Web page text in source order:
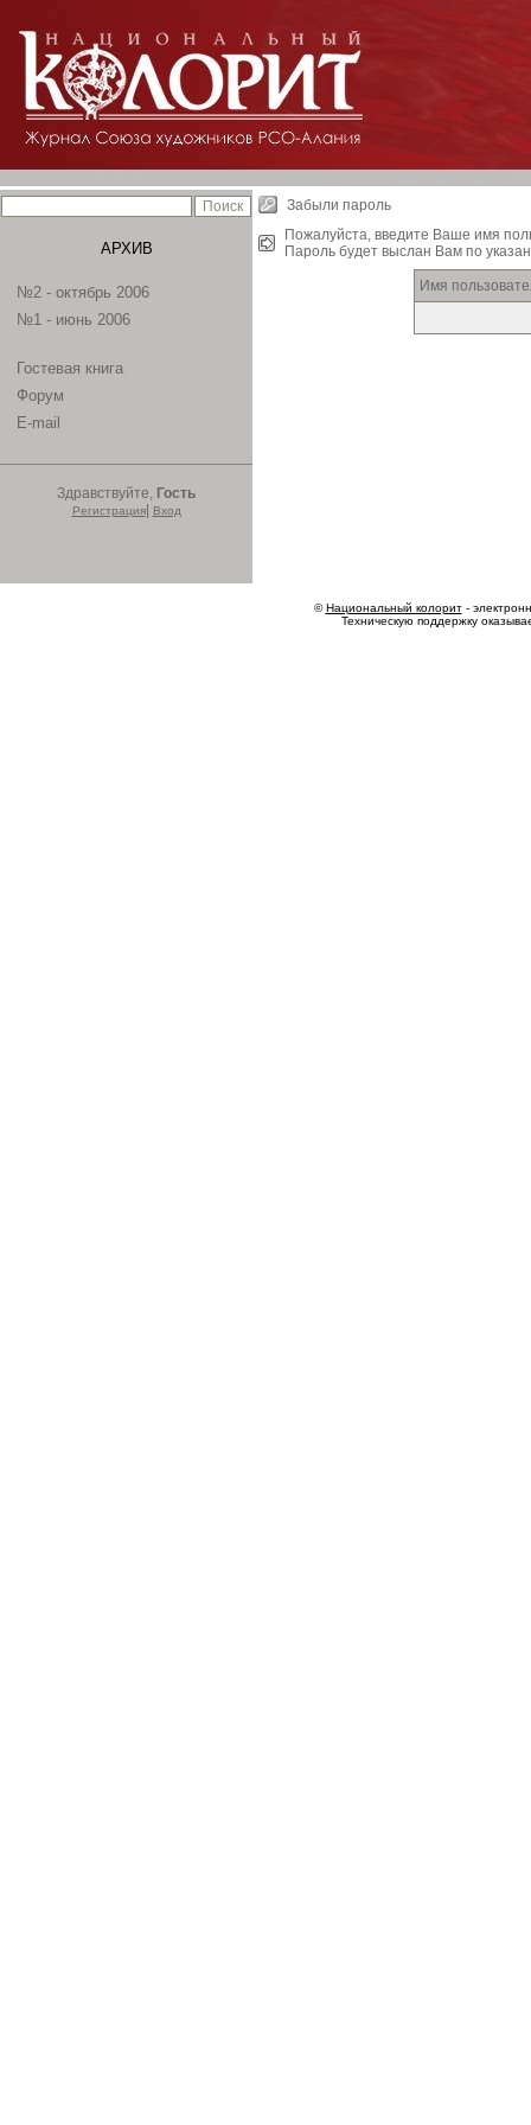
АРХИВ
№2 - октябрь 2006
№1 - июнь 2006
Гостевая книга
Форум
E-mail
Здравствуйте, Гость
Регистрация| Вход
Забыли пароль
Пожалуйста, введите Ваше имя
Пароль будет выслан Вам по
Имя
©Национальный колорит-
Техническую поддержку